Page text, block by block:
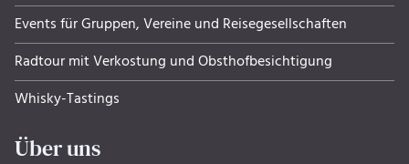
Events für Gruppen, Ver­eine und Rei­se­ge­sell­schaf­ten
Radtour mit Verkostung und Obsthof­be­sich­ti­gung
Whisky-Tastings
Über uns